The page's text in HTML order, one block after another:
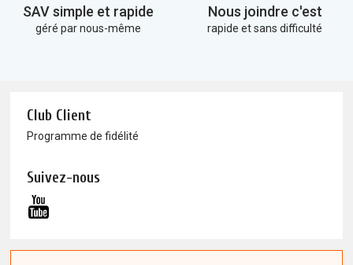
SAV simple et rapide
géré par nous-même
Nous joindre c'est
rapide et sans difficulté
Club Client
Programme de fidélité
Suivez-nous